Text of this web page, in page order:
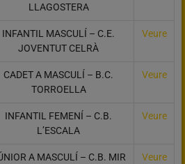
LLAGOSTERA
INFANTIL MASCULÍ – C.E.
JOVENTUT CELRÀ
Veure
CADET A MASCULÍ – B.C.
TORROELLA
Veure
INFANTIL FEMENÍ – C.B.
L’ESCALA
Veure
A MASCULÍ – C.B. MIR Veure